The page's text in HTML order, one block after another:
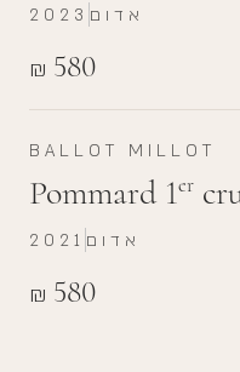
₪ 580
2023 אדום
BALLOT MILLOT
Pommard 1er
₪ 580
2021 אדום